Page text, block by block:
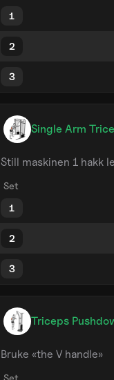
1
2
3
Single Arm
Still maskinen 1 hakk
Set
1
2
3
Triceps
Bruke «the V handle»
Set